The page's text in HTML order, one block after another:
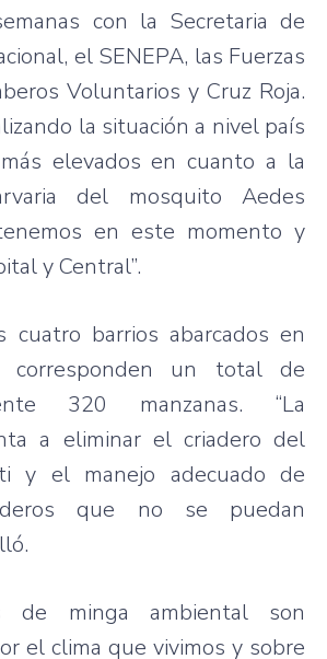
con la Secretaria de
el SENEPA, las Fuerzas
Voluntarios y Cruz Roja.
la situación a nivel país
elevados en cuanto a la
del mosquito Aedes
en este momento y
y Central”.
cuatro barrios abarcados en
corresponden un total de
320 manzanas. “La
a eliminar el criadero del
y el manejo adecuado de
que no se puedan
de minga ambiental son
el clima que vivimos y sobre